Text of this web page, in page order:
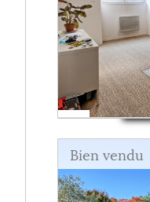
Bien vendu